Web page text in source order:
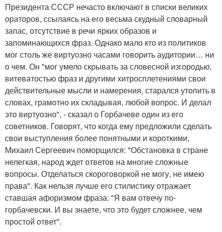
Президента СССР нечасто включают в списки великих
ораторов, ссылаясь на его весьма скудный словарный
запас, отсутствие в речи ярких образов и
запоминающихся фраз. Однако мало кто из политиков
мог столь же виртуозно часами говорить аудитории… ни
о чем. Он "мог умело скрывать за словесной изгородью,
витеватостью фраз и другими хитросплетениями свои
действительные мысли и намерения, старался утопить в
словах, грамотно их складывая, любой вопрос. И делал
это виртуозно", - сказал о Горбачеве один из его
советников. Говорят, что когда ему предложили сделать
свои выступления более понятными и короткими,
Михаил Сергеевич поморщился: "Обстановка в стране
нелегкая, народ ждет ответов на многие сложные
вопросы. Отделаться скороговоркой не могу, не имею
права". Как нельзя лучше его стилистику отражает
ставшая афоризмом фраза: "Я вам отвечу по-
горбачевски. И вы знаете, что это будет сложнее, чем
простой ответ".